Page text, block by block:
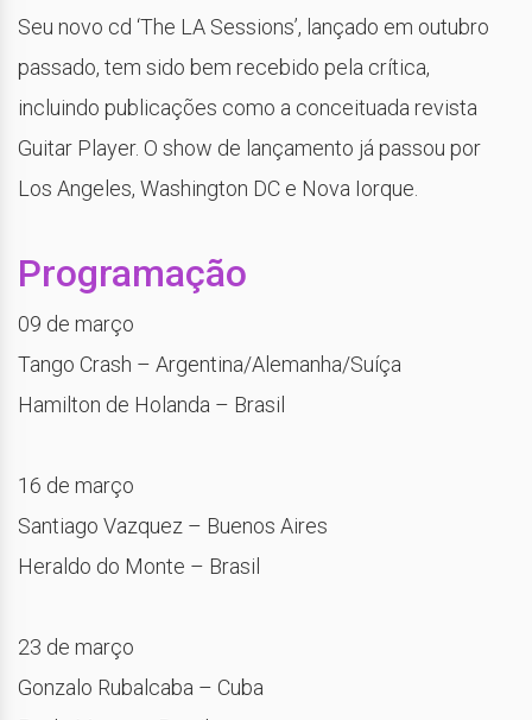
Seu novo cd ‘The LA Sessions’, lançado em outubro
passado, tem sido bem recebido pela crítica,
incluindo publicações como a conceituada revista
Guitar Player. O show de lançamento já passou por
Los Angeles, Washington DC e Nova Iorque.
Programação
09 de março
Tango Crash – Argentina/Alemanha/Suíça
Hamilton de Holanda – Brasil
16 de março
Santiago Vazquez – Buenos Aires
Heraldo do Monte – Brasil
23 de março
Gonzalo Rubalcaba – Cuba